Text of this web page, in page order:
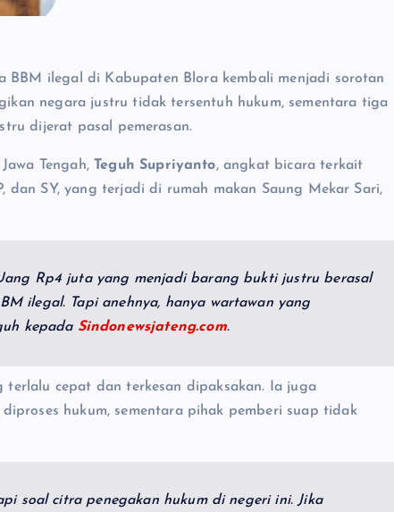
BBM ilegal di Kabupaten Blora kembali menjadi sorotan
negara justru tidak tersentuh hukum, sementara tiga
dijerat pasal pemerasan.
Tengah, Teguh Supriyanto, angkat bicara terkait
dan SY, yang terjadi di rumah makan Saung Mekar Sari,
Rp4 juta yang menjadi barang bukti justru berasal
ilegal. Tapi anehnya, hanya wartawan yang
kepada Sindonewsjateng.com.
terlalu cepat dan terkesan dipaksakan. Ia juga
hukum, sementara pihak pemberi suap tidak
soal citra penegakan hukum di negeri ini. Jika